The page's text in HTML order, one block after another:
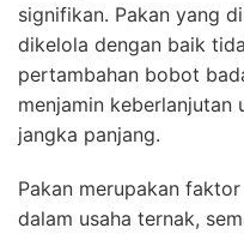
signifikan. Pakan yang
dikelola dengan baik
pertambahan bobot
menjamin keberlanjutan
jangka panjang.
Pakan merupakan
dalam usaha ternak,